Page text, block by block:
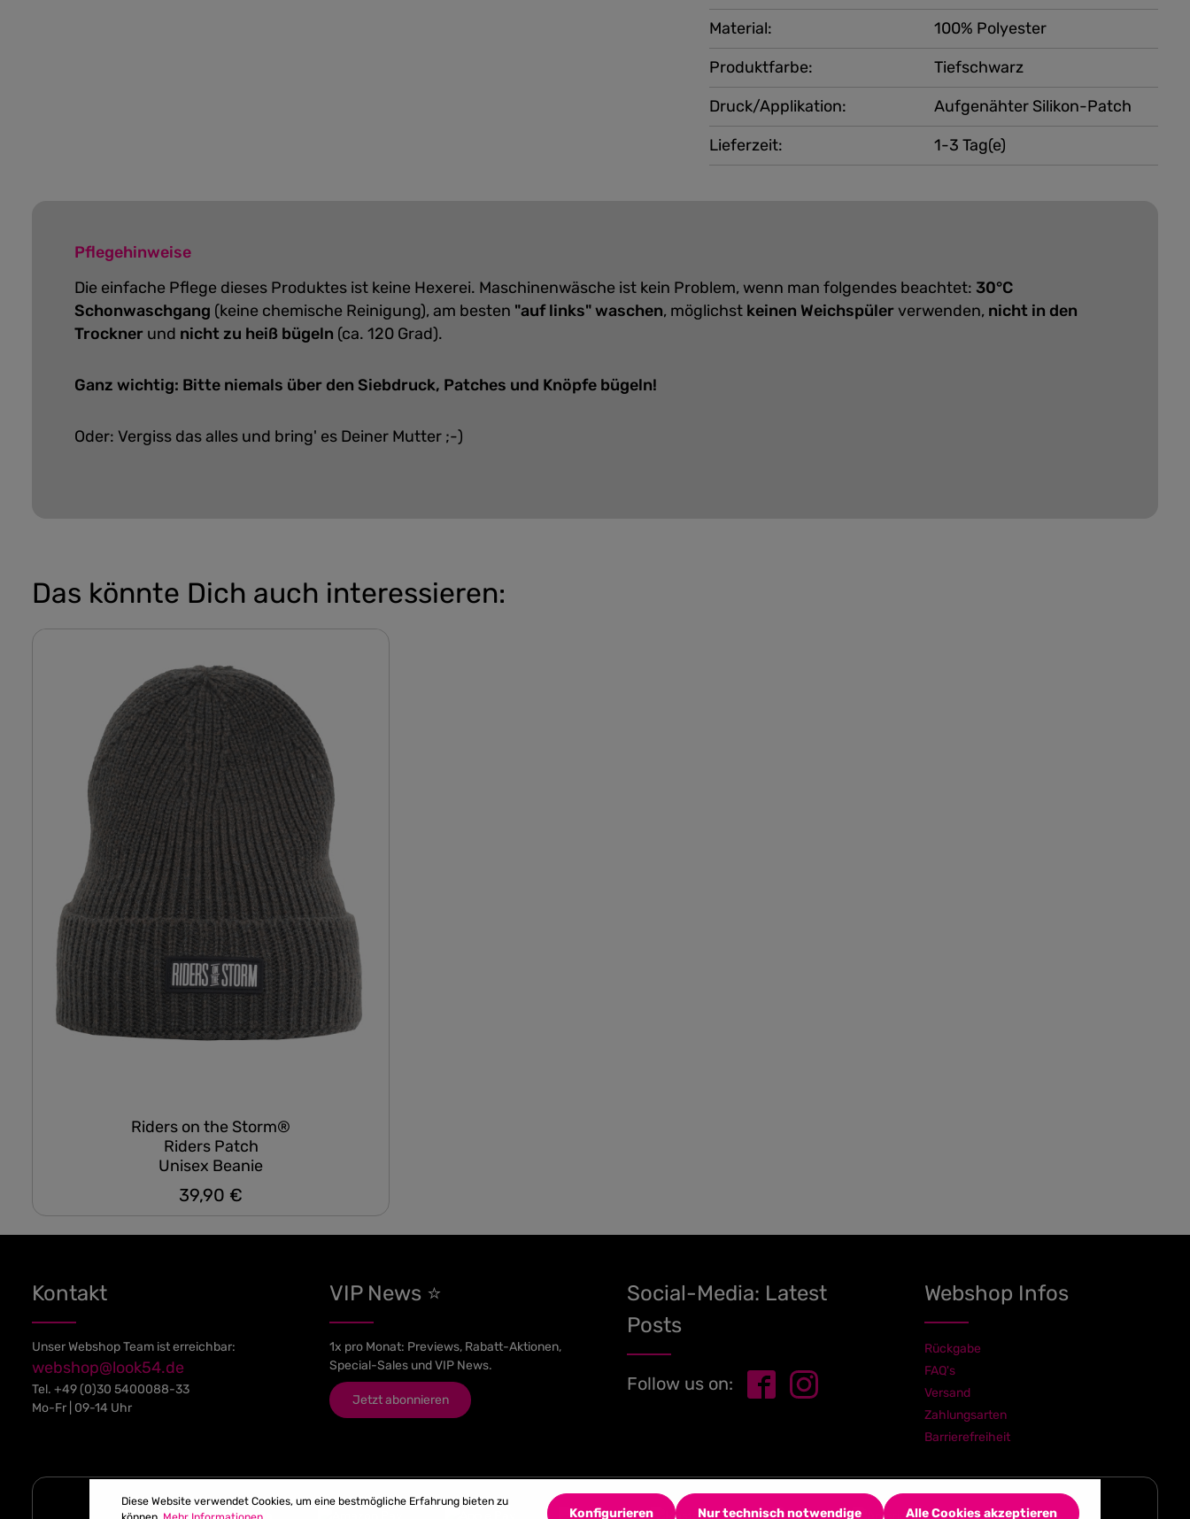
Produktfarbe:
Tiefschwarz
Druck/Applikation:
Aufgenähter Silikon-Patch
Material:
100% Polyester
Lieferzeit: 1-3 Tag(e)
Pflegehinweise
Die einfache Pflege dieses Produktes ist keine Hexerei. Maschinenwäsche ist kein Problem, wenn man folgendes beachtet: 30°C
Schonwaschgang (keine chemische Reinigung), am besten "auf links" waschen, möglichst keinen Weichspülerverwenden, nicht in den
Trockner und nicht zu heiß bügeln (ca. 120 Grad).
Ganz wichtig: Bitte niemals über den Siebdruck, Patches und Knöpfe bügeln!
Oder: Vergiss das alles und bring' es Deiner Mutter ;-)
Das könnte Dich auch interessieren:
Riders on the Storm®
Riders Patch
Unisex Beanie
Regulärer Preis:
39,90 €
Kontakt
Unser Webshop Team ist erreichbar:
webshop@look54.de
Tel. +49 (0)30 5400088-33
Mo-Fr | 09-14 Uhr
VIP News ⭐
1x pro Monat: Previews, Rabatt-Aktionen,
Special-Sales und VIP News.
Jetzt abonnieren
Social-Media: Latest
Posts
Follow us on:
Webshop Infos
Rückgabe
FAQ's
Versand
Zahlungsarten
Barrierefreiheit
Diese Website verwendet Cookies, um eine bestmögliche Erfahrung bieten zu
Nur technisch notwendige
Konfigurieren Alle Cookies akzeptieren